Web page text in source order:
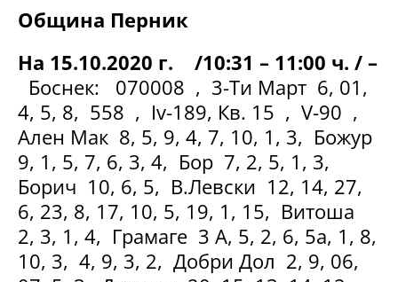
Община Перник
На 15.10.2020 г. /10:31 – 11:00 ч. / –
Боснек: 070008 , 3-Ти Март 6, 01,
4, 5, 8, 558 , Iv-189, Кв. 15 , V-90 ,
Ален Мак 8, 5, 9, 4, 7, 10, 1, 3, Божур
9, 1, 5, 7, 6, 3, 4, Бор 7, 2, 5, 1, 3,
Борич 10, 6, 5, В.Левски 12, 14, 27,
6, 23, 8, 17, 10, 5, 19, 1, 15, Витоша
2, 3, 1, 4, Грамаге 3 А, 5, 2, 6, 5а, 1, 8,
10, 3, 4, 9, 3, 2, Добри Дол 2, 9, 06,